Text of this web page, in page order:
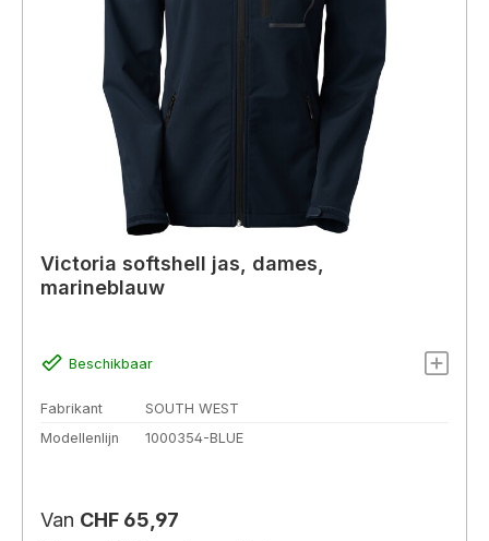
Victoria softshell jas, dames,
marineblauw
Beschikbaar
Fabrikant
SOUTH WEST
Modellenlijn
1000354-BLUE
Normale prijs:
Van CHF 65,97